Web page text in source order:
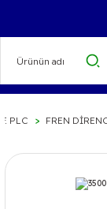
PLC FREN